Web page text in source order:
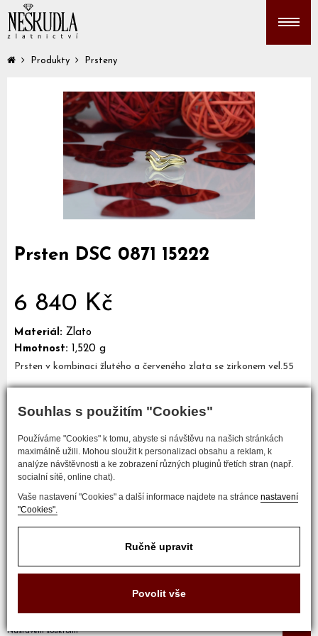
Souhlas s použitím "Cookies"
Používáme "Cookies" k tomu, abyste si návštěvu na našich stránkách
maximálně užili. Mohou sloužit k personalizaci obsahu a reklam, k
analýze návštěvnosti a ke zobrazení různých pluginů třetích stran (např.
socialní sítě, online chat).
Vaše nastavení "Cookies" a další informace najdete na stránce nastavení
"Cookies".
Ručně upravit
Povolit vše
Produkty Prsteny
Prsten DSC 0871 15222
6 840 Kč
Materiál: Zlato
Hmotnost: 1,520 g
Prsten v kombinaci žlutého a červeného zlata se zirkonem vel.55
Mám zájem o tento šperk
COPYRIGHT © 2017 ZLATNICTVÍ NEŠKUDLA
Nastavení soukromí